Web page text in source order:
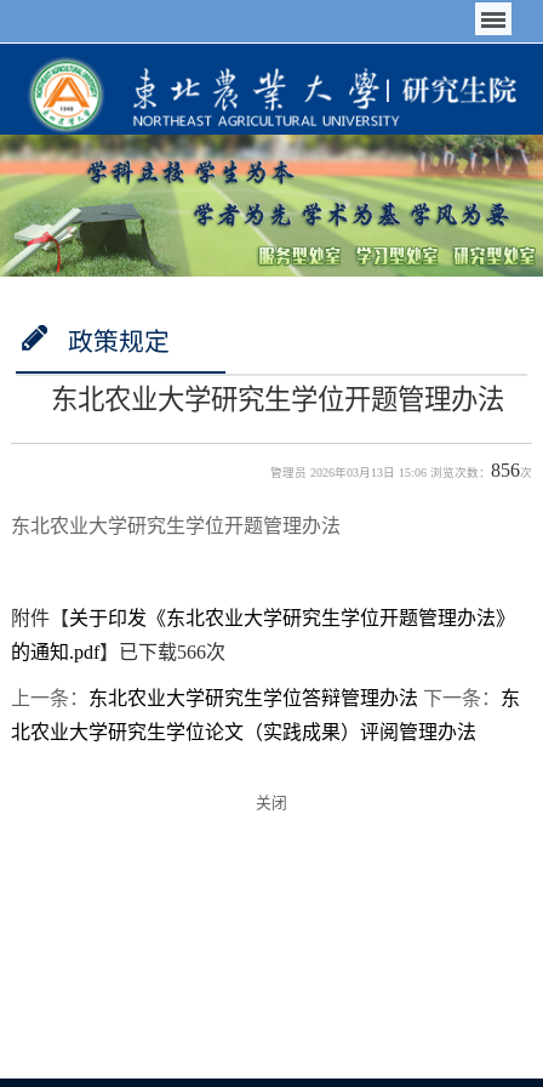
政策规定
东北农业大学研究生学位开题管理办法
管理员 2026年03月13日 15:06 浏览次数：856次
东北农业大学研究生学位开题管理办法
附件【关于印发《东北农业大学研究生学位开题管理办法》
的通知.pdf】已下载566次
上一条： 东北农业大学研究生学位答辩管理办法 下一条： 东
北农业大学研究生学位论文（实践成果）评阅管理办法
关闭